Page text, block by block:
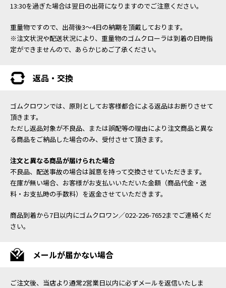
13:30を過ぎた場合は翌日の出荷になりますのでご注意ください。
重量物ですので、出荷後3～4日の納期を頂戴しております。
※注文状況や配送状況により、重量物のゴムクローラは到着の日時指
定ができませんので、あらかじめご了承ください。
返品・交換
ゴムクロワンでは、原則としてお客様都合による返品はお断りさせて
頂きます。
ただし返品対象が不良品、または誤配等の理由により注文商品と異な
る商品をご納品した場合のみ、受付させて頂きます。
注文と異なる商品が届けられた場合
不良品、配送事故の場合は誠意を持って交換させていただきます。
在庫が無い場合、お客様がお支払いいただいた金額（商品代金・送
料・お支払時の手数料）を返金させていただきます。
商品到着から7日以内にゴムクロワン／022-226-7652までご連絡くだ
さい。
メールが届かない場合
ご注文後、当店より通常2営業日以内に必ずメールを返信いたしま